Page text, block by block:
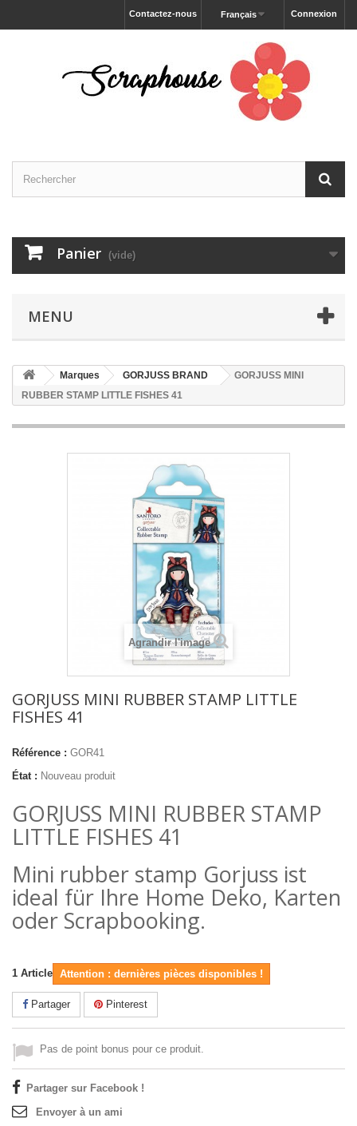
Connexion
Français
Contactez-nous
Panier (vide)
MENU
Marques GORJUSS BRAND
GORJUSS MINI
RUBBER STAMP LITTLE FISHES 41
Agrandir l'image
GORJUSS MINI RUBBER STAMP LITTLE
FISHES 41
Référence : GOR41
État : Nouveau produit
GORJUSS MINI RUBBER STAMP
LITTLE FISHES 41
Mini rubber stamp Gorjuss ist
ideal für Ihre Home Deko, Karten
oder Scrapbooking.
1 Article Attention : dernières pièces disponibles !
Partager Pinterest
Pas de point bonus pour ce produit.
Partager sur Facebook !
Envoyer à un ami